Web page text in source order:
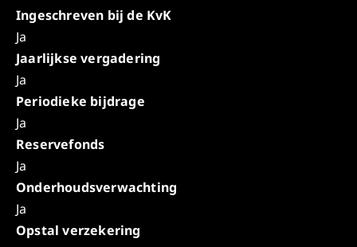
Ingeschreven bij de KvK
Ja
Jaarlijkse vergadering
Ja
Periodieke bijdrage
Ja
Reservefonds
Ja
Onderhoudsverwachting
Ja
Opstal verzekering